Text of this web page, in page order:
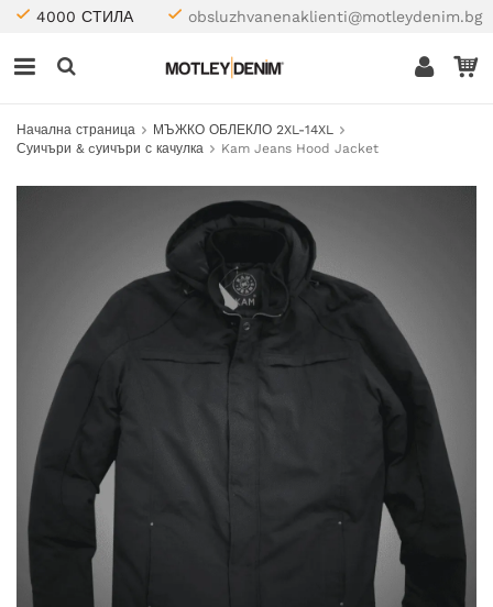
4000 СТИЛА obsluzhvanenaklienti@motleydenim.bg
Начална страница
МЪЖКО ОБЛЕКЛО 2XL-14XL
Суичъри & cуичъри с качулка
Kam Jeans Hood Jacket